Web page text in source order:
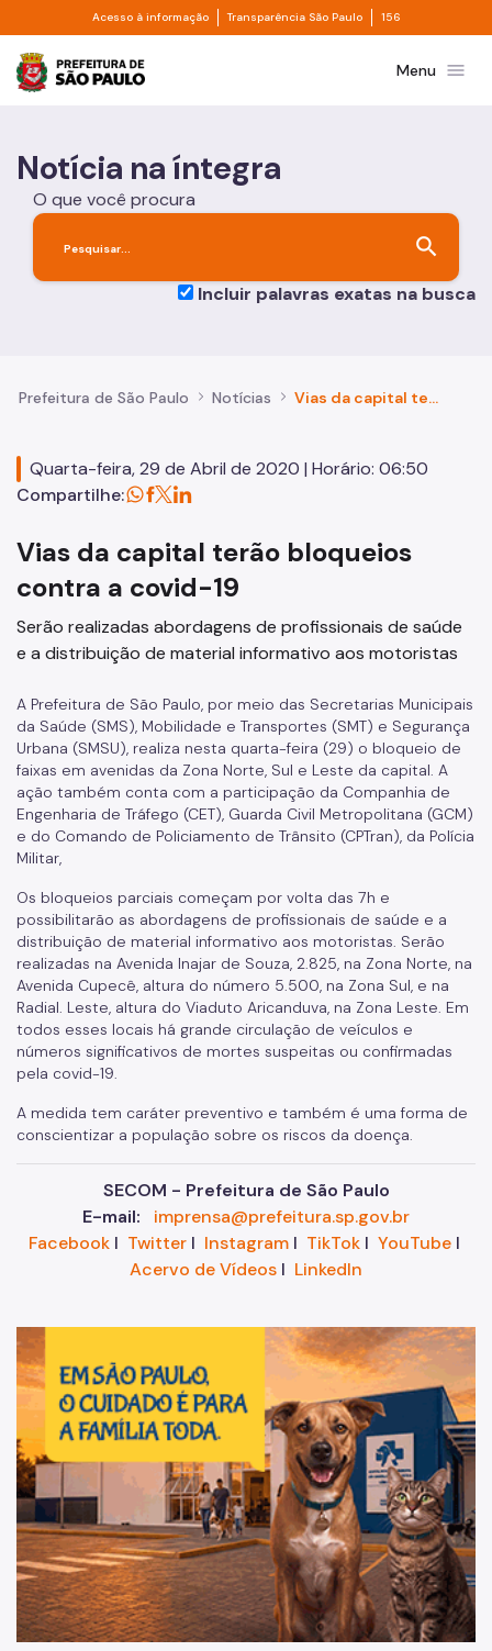
Pular para o Conteúdo principal
Acesso à informação Divisor de acesso à informação
Transparência São Paulo Divisor de
156
Prefeitura de São PauloMenu menu
Notícia na íntegra
O que você procura
search
Incluir palavras exatas na busca
Prefeitura de São Paulo Notícias Vias da capital terão bloqueios contra a covid-19
Quarta-feira, 29 de Abril de 2020 | Horário: 06:50
Compartilhe:
Vias da capital terão bloqueios
contra a covid-19
Serão realizadas abordagens de profissionais de saúde
e a distribuição de material informativo aos motoristas
A Prefeitura de São Paulo, por meio das Secretarias Municipais
da Saúde (SMS), Mobilidade e Transportes (SMT) e Segurança
Urbana (SMSU), realiza nesta quarta-feira (29) o bloqueio de
faixas em avenidas da Zona Norte, Sul e Leste da capital. A
ação também conta com a participação da Companhia de
Engenharia de Tráfego (CET), Guarda Civil Metropolitana (GCM)
e do Comando de Policiamento de Trânsito (CPTran), da Polícia
Militar,
Os bloqueios parciais começam por volta das 7h e
possibilitarão as abordagens de profissionais de saúde e a
distribuição de material informativo aos motoristas. Serão
realizadas na Avenida Inajar de Souza, 2.825, na Zona Norte, na
Avenida Cupecê, altura do número 5.500, na Zona Sul, e na
Radial. Leste, altura do Viaduto Aricanduva, na Zona Leste. Em
todos esses locais há grande circulação de veículos e
números significativos de mortes suspeitas ou confirmadas
pela covid-19.
A medida tem caráter preventivo e também é uma forma de
conscientizar a população sobre os riscos da doença.
SECOM - Prefeitura de São Paulo
E-mail:
imprensa@prefeitura.sp.gov.br
FacebookI TwitterI InstagramI TikTokI YouTubeI
Acervo de Vídeos I LinkedIn